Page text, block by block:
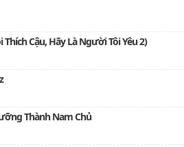
Thích Cậu, Hãy Là Người Tôi Yêu 2)
Thành Nam Chủ